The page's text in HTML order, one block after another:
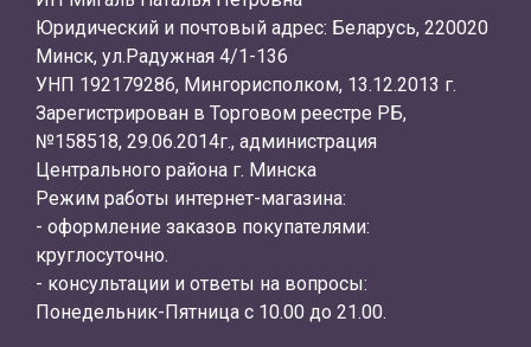
Юридический и почтовый адрес: Беларусь, 220020
Минск, ул.Радужная 4/1-136
УНП 192179286, Мингорисполком, 13.12.2013 г.
Зарегистрирован в Торговом реестре РБ,
№158518, 29.06.2014г., администрация
Центрального района г. Минска
Режим работы интернет-магазина:
- оформление заказов покупателями:
круглосуточно.
- консультации и ответы на вопросы:
Понедельник-Пятница с 10.00 до 21.00.